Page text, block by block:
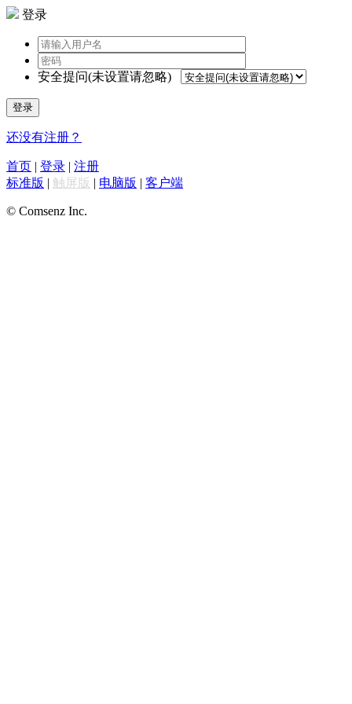
登录
安全提问(未设置请忽略)
登录
还没有注册？
首页 | 登录 | 注册
标准版 | 触屏版 | 电脑版 | 客户端
© Comsenz Inc.